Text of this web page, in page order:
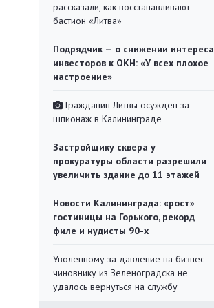
рассказали, как восстанавливают
бастион «Литва»
Подрядчик — о снижении интереса
инвесторов к ОКН: «У всех плохое
настроение»
Гражданин Литвы осуждён за
шпионаж в Калининграде
Застройщику сквера у
прокуратуры области разрешили
увеличить здание до 11 этажей
Новости Калининграда: «рост»
гостиницы на Горького, рекорд
филе и нудисты 90-х
Уволенному за давление на бизнес
чиновнику из Зеленоградска не
удалось вернуться на службу